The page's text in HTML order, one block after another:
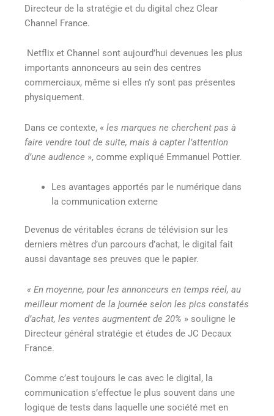
Directeur de la stratégie et du digital chez Clear
Channel France.
Netflix et Channel sont aujourd’hui devenues les plus
importants annonceurs au sein des centres
commerciaux, même si elles n’y sont pas présentes
physiquement.
Dans ce contexte, « les marques ne cherchent pas à
faire vendre tout de suite, mais à capter l’attention
d’une audience », comme expliqué Emmanuel Pottier.
Les avantages apportés par le numérique dans
la communication externe
Devenus de véritables écrans de télévision sur les
derniers mètres d’un parcours d’achat, le digital fait
aussi davantage ses preuves que le papier.
« En moyenne, pour les annonceurs en temps réel, au
meilleur moment de la journée selon les pics constatés
d’achat, les ventes augmentent de 20% » souligne le
Directeur général stratégie et études de JC Decaux
France.
Comme c’est toujours le cas avec le digital, la
communication s’effectue le plus souvent dans une
logique de tests dans laquelle une société met en